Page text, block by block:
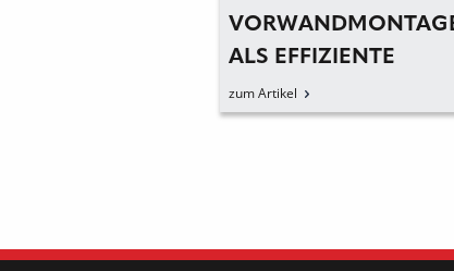
ALS EFFIZIENTE
SYSTEMLÖSUNG
zum Artikel